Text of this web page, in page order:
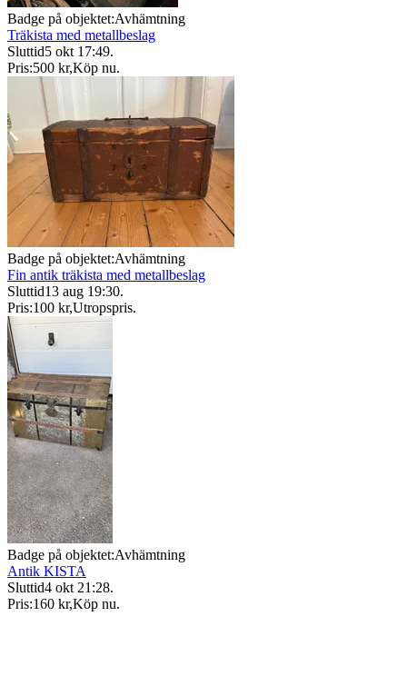
Badge på objektet:Avhämtning
Träkista med metallbeslag
Sluttid5 okt 17:49.
Pris:500 kr,Köp nu.
Badge på objektet:Avhämtning
Fin antik träkista med metallbeslag
Sluttid13 aug 19:30.
Pris:100 kr,Utropspris.
Badge på objektet:Avhämtning
Antik KISTA
Sluttid4 okt 21:28.
Pris:160 kr,Köp nu.